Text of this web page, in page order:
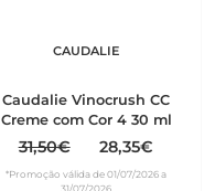
CAUDALIE
Caudalie Vinocrush CC
Creme com Cor 4 30 ml
31,50€ 28,35€
*Promoção válida de 01/07/2026 a
31/07/2026